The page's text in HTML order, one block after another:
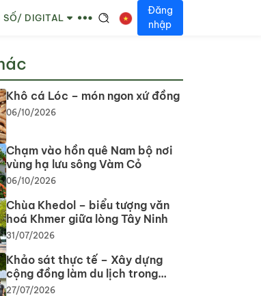
SỐ/ DIGITAL
Đăng
nhập
Khô cá Lóc – món ngon xứ đồng
06/10/2026
Chạm vào hồn quê Nam bộ nơi
vùng hạ lưu sông Vàm Cỏ
06/10/2026
Chùa Khedol – biểu tượng văn
hoá Khmer giữa lòng Tây Ninh
31/07/2026
Khảo sát thực tế – Xây dựng
cộng đồng làm du lịch trong
phát triển du lịch cộng đồng tại
27/07/2026